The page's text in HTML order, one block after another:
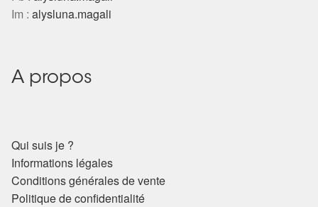
Im : alysluna.magali
A propos
Qui suis je ?
Informations légales
Conditions générales de vente
Politique de confidentialité